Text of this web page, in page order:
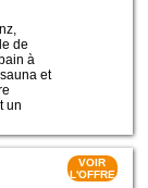
de
à
et
un
VOIR
L'OFFRE